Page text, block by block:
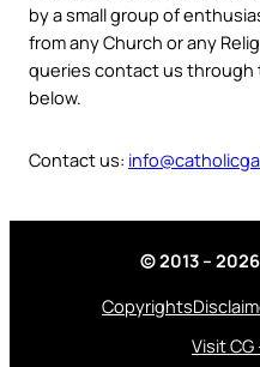
by a small group of
from any Church or any
queries contact us through
below.
Contact us:
© 2013 –
Copyrights
Visit CG